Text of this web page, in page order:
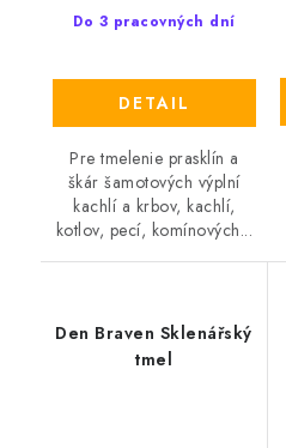
Do 3 pracovných dní
DETAIL
Pre tmelenie prasklín a
škár šamotových výplní
kachlí a krbov, kachlí,
kotlov, pecí, komínových...
Den Braven Sklenářský
tmel